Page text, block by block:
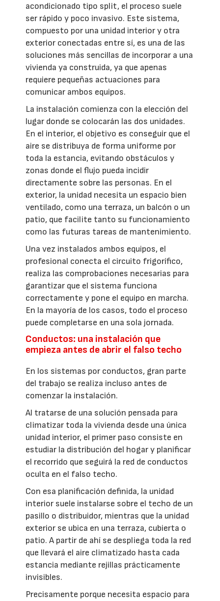
acondicionado tipo split, el proceso suele
ser rápido y poco invasivo. Este sistema,
compuesto por una unidad interior y otra
exterior conectadas entre sí, es una de las
soluciones más sencillas de incorporar a una
vivienda ya construida, ya que apenas
requiere pequeñas actuaciones para
comunicar ambos equipos.
La instalación comienza con la elección del
lugar donde se colocarán las dos unidades.
En el interior, el objetivo es conseguir que el
aire se distribuya de forma uniforme por
toda la estancia, evitando obstáculos y
zonas donde el flujo pueda incidir
directamente sobre las personas. En el
exterior, la unidad necesita un espacio bien
ventilado, como una terraza, un balcón o un
patio, que facilite tanto su funcionamiento
como las futuras tareas de mantenimiento.
Una vez instalados ambos equipos, el
profesional conecta el circuito frigorífico,
realiza las comprobaciones necesarias para
garantizar que el sistema funciona
correctamente y pone el equipo en marcha.
En la mayoría de los casos, todo el proceso
puede completarse en una sola jornada.
Conductos: una instalación que
empieza antes de abrir el falso techo
En los sistemas por conductos, gran parte
del trabajo se realiza incluso antes de
comenzar la instalación.
Al tratarse de una solución pensada para
climatizar toda la vivienda desde una única
unidad interior, el primer paso consiste en
estudiar la distribución del hogar y planificar
el recorrido que seguirá la red de conductos
oculta en el falso techo.
Con esa planificación definida, la unidad
interior suele instalarse sobre el techo de un
pasillo o distribuidor, mientras que la unidad
exterior se ubica en una terraza, cubierta o
patio. A partir de ahí se despliega toda la red
que llevará el aire climatizado hasta cada
estancia mediante rejillas prácticamente
invisibles.
Precisamente porque necesita espacio para